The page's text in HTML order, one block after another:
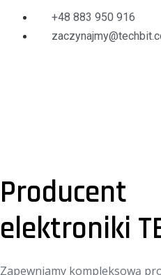
+48 883 950 916
Producent
elektroniki
Zapewniamy kompleksową